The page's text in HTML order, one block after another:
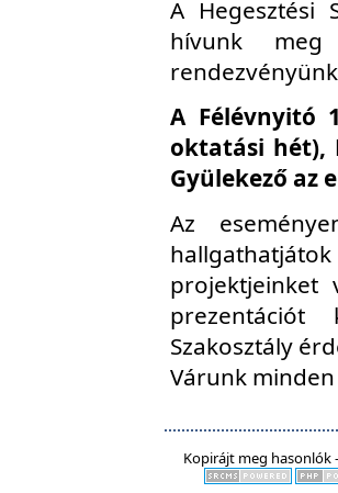
A Hegesztési
hívunk
A Félévnyitó
oktatási hét),
Gyülekező az
Az
Szakosztály
Várunk
Kopirájt meg hasonlók